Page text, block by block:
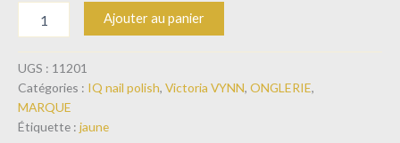
Ajouter au panier
UGS : 11201
Catégories : IQ nail polish, Victoria VYNN, ONGLERIE,
MARQUE
Étiquette : jaune